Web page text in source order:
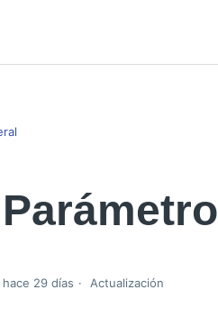
hace 29 días Actualización